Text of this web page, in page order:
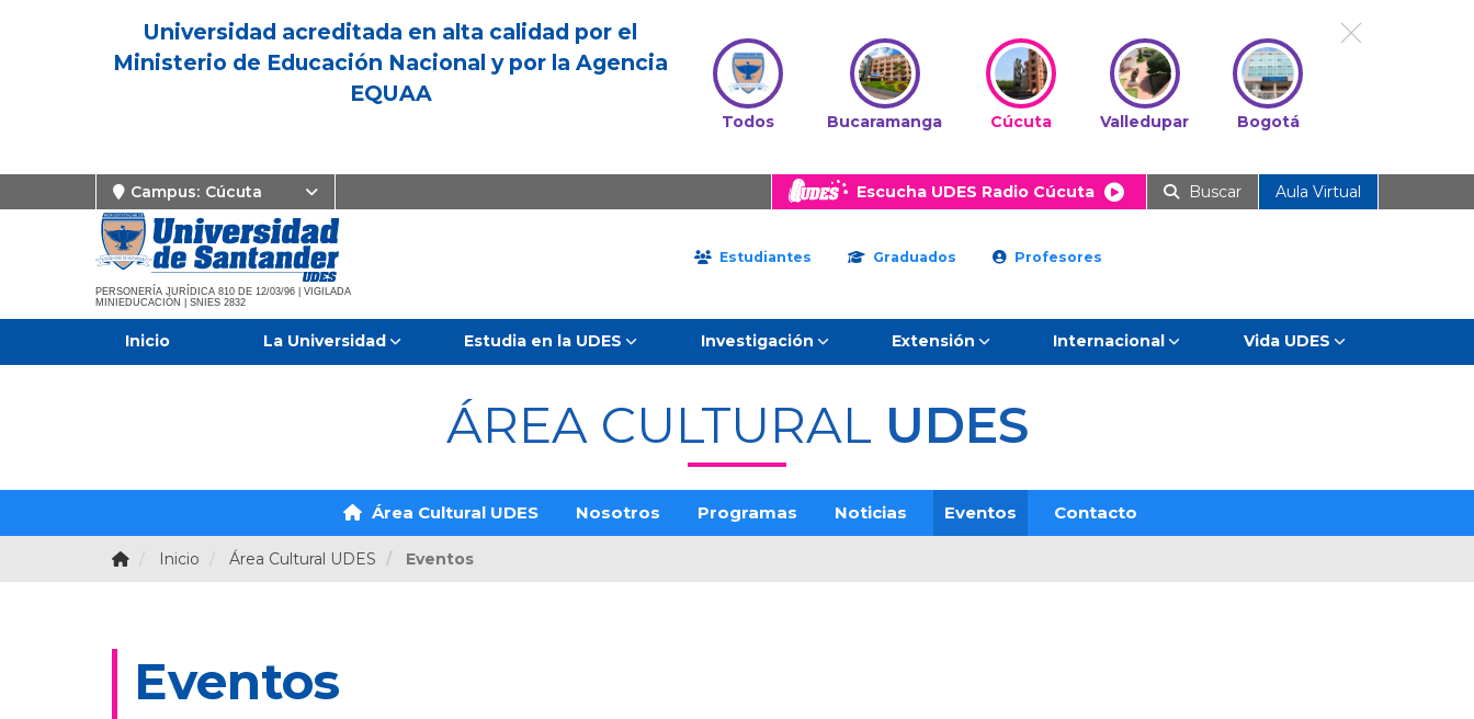
Universidad acreditada en alta calidad por el
Ministerio de Educación Nacional y por la Agencia
EQUAA
Todos Bucaramanga Cúcuta Valledupar Bogotá
Campus: Cúcuta Escucha UDES Radio Cúcuta Buscar Aula Virtual
PERSONERÍA JURÍDICA 810 DE 12/03/96 | VIGILADA
MINIEDUCACIÓN | SNIES 2832
Estudiantes Graduados Profesores
Inicio La Universidad Estudia en la UDES Investigación Extensión Internacional Vida UDES
ÁREA CULTURAL UDES
Área Cultural UDES Nosotros Programas Noticias Eventos Contacto
Inicio Área Cultural UDES Eventos
Eventos